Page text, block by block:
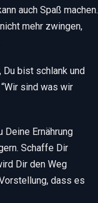
auch Spaß machen.
mehr zwingen,
Du bist schlank und
sind was wir
Deine Ernährung
Schaffe Dir
Dir den Weg
dass es